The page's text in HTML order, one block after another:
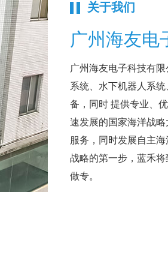
关于我们
广州海友电
广州海友电子科技有
系统、水下机器人系
备，同时 提供专业、
速发展的国家海洋战
服务，同时发展自主
战略的第一步，蓝禾
做专。